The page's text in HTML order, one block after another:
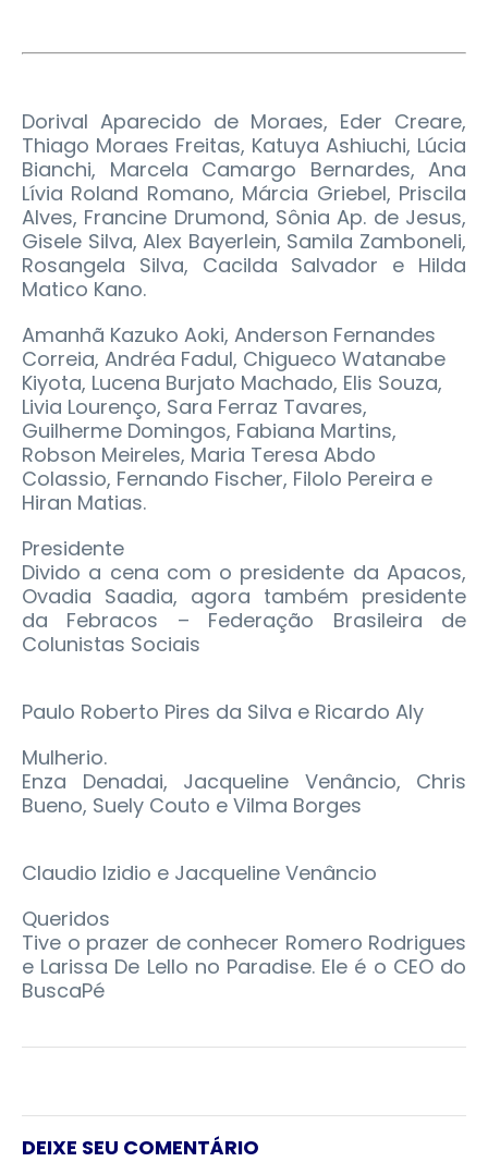
Dorival Aparecido de Moraes, Eder Creare,
Thiago Moraes Freitas, Katuya Ashiuchi, Lúcia
Bianchi, Marcela Camargo Bernardes, Ana
Lívia Roland Romano, Márcia Griebel, Priscila
Alves, Francine Drumond, Sônia Ap. de Jesus,
Gisele Silva, Alex Bayerlein, Samila Zamboneli,
Rosangela Silva, Cacilda Salvador e Hilda
Matico Kano.
Amanhã Kazuko Aoki, Anderson Fernandes
Correia, Andréa Fadul, Chigueco Watanabe
Kiyota, Lucena Burjato Machado, Elis Souza,
Livia Lourenço, Sara Ferraz Tavares,
Guilherme Domingos, Fabiana Martins,
Robson Meireles, Maria Teresa Abdo
Colassio, Fernando Fischer, Filolo Pereira e
Hiran Matias.
Presidente
Divido a cena com o presidente da Apacos,
Ovadia Saadia, agora também presidente
da Febracos – Federação Brasileira de
Colunistas Sociais
Paulo Roberto Pires da Silva e Ricardo Aly
Mulherio.
Enza Denadai, Jacqueline Venâncio, Chris
Bueno, Suely Couto e Vilma Borges
Claudio Izidio e Jacqueline Venâncio
Queridos
Tive o prazer de conhecer Romero Rodrigues
e Larissa De Lello no Paradise. Ele é o CEO do
BuscaPé
DEIXE SEU COMENTÁRIO